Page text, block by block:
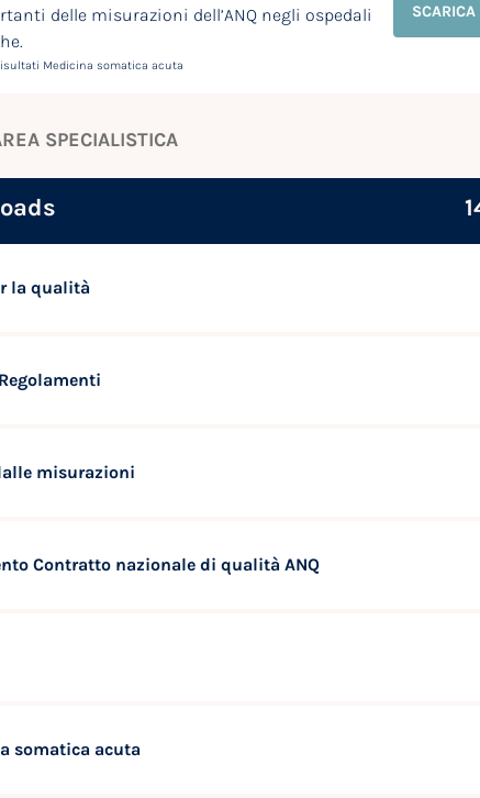
delle misurazioni dell’ANQ negli ospedali
Medicina somatica acuta
SCARICA
SPECIALISTICA
la qualità
misurazioni
Contratto nazionale di qualità ANQ
somatica acuta